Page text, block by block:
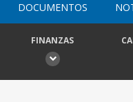
DOCUMENTOS
FINANZAS